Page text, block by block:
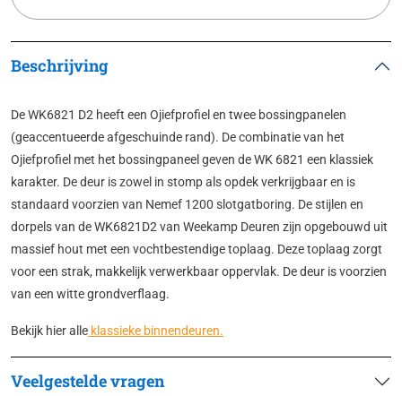
Beschrijving
De WK6821 D2 heeft een Ojiefprofiel en twee bossingpanelen
(geaccentueerde afgeschuinde rand). De combinatie van het
Ojiefprofiel met het bossingpaneel geven de WK 6821 een klassiek
karakter. De deur is zowel in stomp als opdek verkrijgbaar en is
standaard voorzien van Nemef 1200 slotgatboring. De stijlen en
dorpels van de WK6821D2 van Weekamp Deuren zijn opgebouwd uit
massief hout met een vochtbestendige toplaag. Deze toplaag zorgt
voor een strak, makkelijk verwerkbaar oppervlak. De deur is voorzien
van een witte grondverflaag.
Bekijk hier alle klassieke binnendeuren.
Veelgestelde vragen